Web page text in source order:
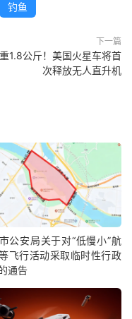
钓鱼
下一篇
1.8公斤！美国火星车将首
次释放无人直升机
公安局关于对“低慢小”航
飞行活动采取临时性行政
通告